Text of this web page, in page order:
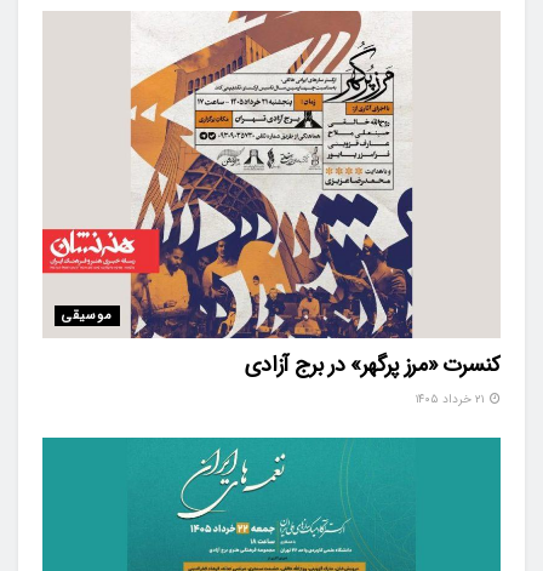
موسیقی
کنسرت «مرز پرگهر» در برج آزادی